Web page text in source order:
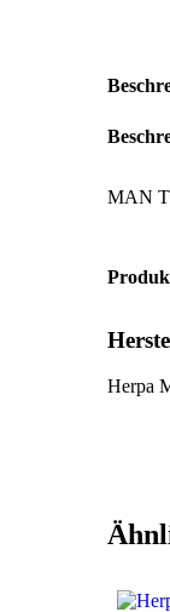
MAN
Herpa